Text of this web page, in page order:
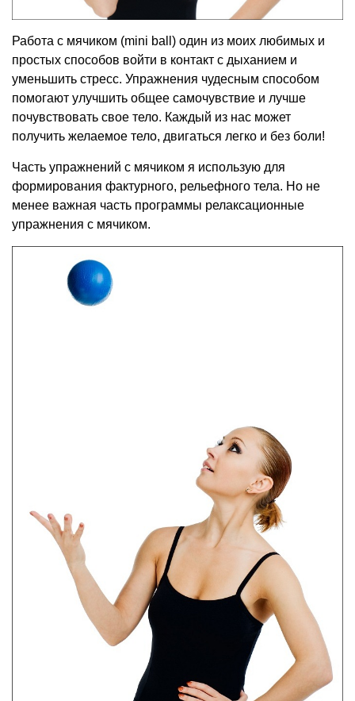
Работа с мячиком (mini ball) один из моих любимых и
простых способов войти в контакт с дыханием и
уменьшить стресс. Упражнения чудесным способом
помогают улучшить общее самочувствие и лучше
почувствовать свое тело. Каждый из нас может
получить желаемое тело, двигаться легко и без боли!
Часть упражнений с мячиком я использую для
формирования фактурного, рельефного тела. Но не
менее важная часть программы релаксационные
упражнения с мячиком.